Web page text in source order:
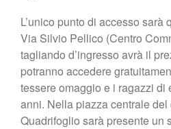
L’unico punto di accesso
Via Silvio Pellico (Centro
tagliando d’ingresso avrà il
potranno accedere
tessere omaggio e i ragazzi di
anni. Nella piazza centrale
Quadrifoglio sarà presente un